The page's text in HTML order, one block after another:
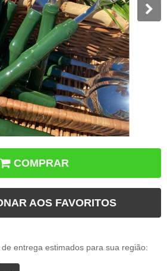
COMPRAR
AOS FAVORITOS
entrega estimados para sua região: